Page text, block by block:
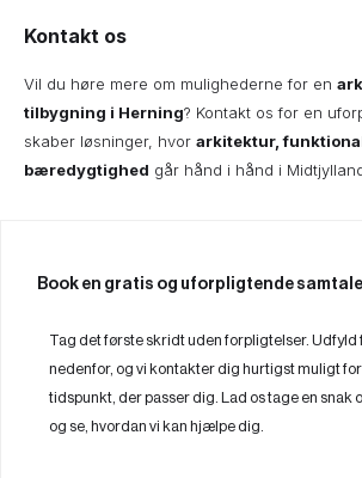
Kontakt os
Vil du høre mere om mulighederne for en
tilbygning i Herning? Kontakt os for en
skaber løsninger, hvor arkitektur,
bæredygtighed går hånd i hånd i
Book en gratis og uforpligtende samtale
Tag det første skridt uden forpligtelser. Udfyld
nedenfor, og vi kontakter dig hurtigst muligt
tidspunkt, der passer dig. Lad os tage en snak
og se, hvordan vi kan hjælpe dig.